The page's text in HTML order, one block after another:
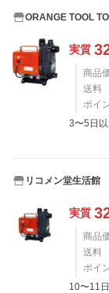
ORANGE TOOL
実質
商品
送料
ポイ
3〜5日
リコメン堂生活館
実質
商品
送料
ポイ
10〜11